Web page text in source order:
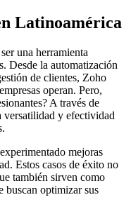
Latinoamérica
una herramienta
Desde la automatización
de clientes, Zoho
operan. Pero,
A través de
versatilidad y efectividad
mejoras
Estos casos de éxito no
también sirven como
buscan optimizar sus